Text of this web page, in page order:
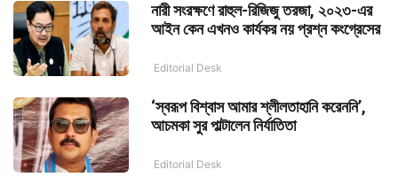
নারী সংরক্ষণে রাহুল-রিজিজু তরজা, ২০২৩-এর
আইন কেন এখনও কার্যকর নয় প্রশ্ন কংগ্রেসের
Editorial Desk
‘স্বরূপ বিশ্বাস আমার শ্লীলতাহানি করেননি’,
আচমকা সুর পাল্টালেন নির্যাতিতা
Editorial Desk